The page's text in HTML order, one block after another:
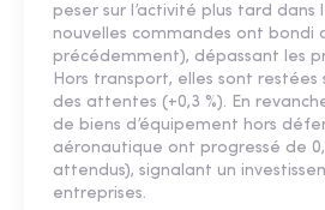
peser sur l’activité plus tard dans
nouvelles commandes ont bondi
précédemment), dépassant les
Hors transport, elles sont restées
des attentes (+0,3 %). En
de biens d’équipement hors
aéronautique ont progressé de
attendus), signalant un
entreprises.